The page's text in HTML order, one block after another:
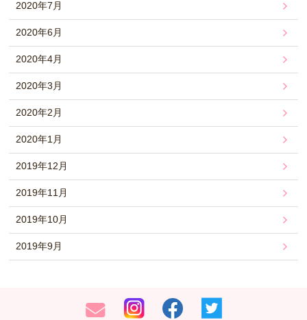
2020年7月
2020年6月
2020年4月
2020年3月
2020年2月
2020年1月
2019年12月
2019年11月
2019年10月
2019年9月